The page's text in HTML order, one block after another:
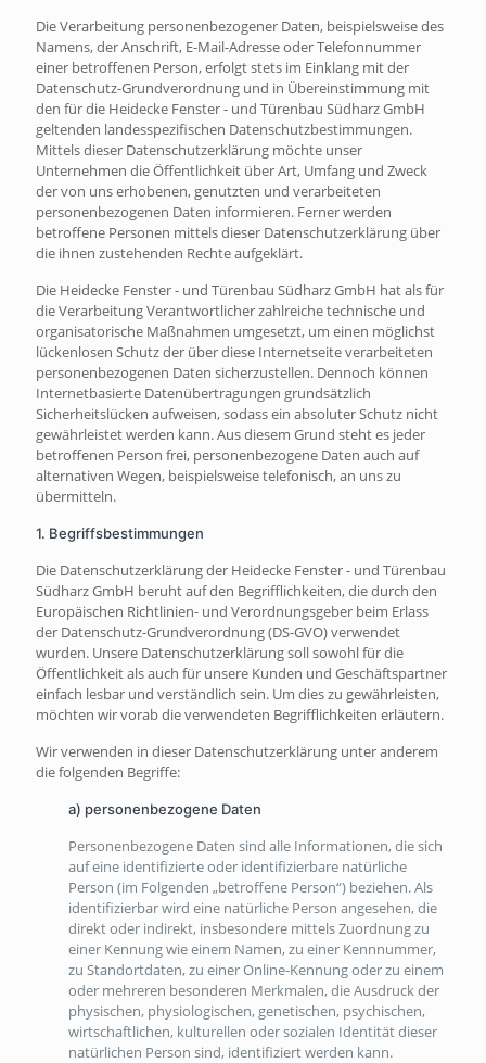
Die Verarbeitung personenbezogener Daten, beispielsweise des
Namens, der Anschrift, E-Mail-Adresse oder Telefonnummer
einer betroffenen Person, erfolgt stets im Einklang mit der
Datenschutz-Grundverordnung und in Übereinstimmung mit
den für die Heidecke Fenster - und Türenbau Südharz GmbH
geltenden landesspezifischen Datenschutzbestimmungen.
Mittels dieser Datenschutzerklärung möchte unser
Unternehmen die Öffentlichkeit über Art, Umfang und Zweck
der von uns erhobenen, genutzten und verarbeiteten
personenbezogenen Daten informieren. Ferner werden
betroffene Personen mittels dieser Datenschutzerklärung über
die ihnen zustehenden Rechte aufgeklärt.
Die Heidecke Fenster - und Türenbau Südharz GmbH hat als für
die Verarbeitung Verantwortlicher zahlreiche technische und
organisatorische Maßnahmen umgesetzt, um einen möglichst
lückenlosen Schutz der über diese Internetseite verarbeiteten
personenbezogenen Daten sicherzustellen. Dennoch können
Internetbasierte Datenübertragungen grundsätzlich
Sicherheitslücken aufweisen, sodass ein absoluter Schutz nicht
gewährleistet werden kann. Aus diesem Grund steht es jeder
betroffenen Person frei, personenbezogene Daten auch auf
alternativen Wegen, beispielsweise telefonisch, an uns zu
übermitteln.
1. Begriffsbestimmungen
Die Datenschutzerklärung der Heidecke Fenster - und Türenbau
Südharz GmbH beruht auf den Begrifflichkeiten, die durch den
Europäischen Richtlinien- und Verordnungsgeber beim Erlass
der Datenschutz-Grundverordnung (DS-GVO) verwendet
wurden. Unsere Datenschutzerklärung soll sowohl für die
Öffentlichkeit als auch für unsere Kunden und Geschäftspartner
einfach lesbar und verständlich sein. Um dies zu gewährleisten,
möchten wir vorab die verwendeten Begrifflichkeiten erläutern.
Wir verwenden in dieser Datenschutzerklärung unter anderem
die folgenden Begriffe:
a) personenbezogene Daten
Personenbezogene Daten sind alle Informationen, die sich
auf eine identifizierte oder identifizierbare natürliche
Person (im Folgenden „betroffene Person“) beziehen. Als
identifizierbar wird eine natürliche Person angesehen, die
direkt oder indirekt, insbesondere mittels Zuordnung zu
einer Kennung wie einem Namen, zu einer Kennnummer,
zu Standortdaten, zu einer Online-Kennung oder zu einem
oder mehreren besonderen Merkmalen, die Ausdruck der
physischen, physiologischen, genetischen, psychischen,
wirtschaftlichen, kulturellen oder sozialen Identität dieser
natürlichen Person sind, identifiziert werden kann.